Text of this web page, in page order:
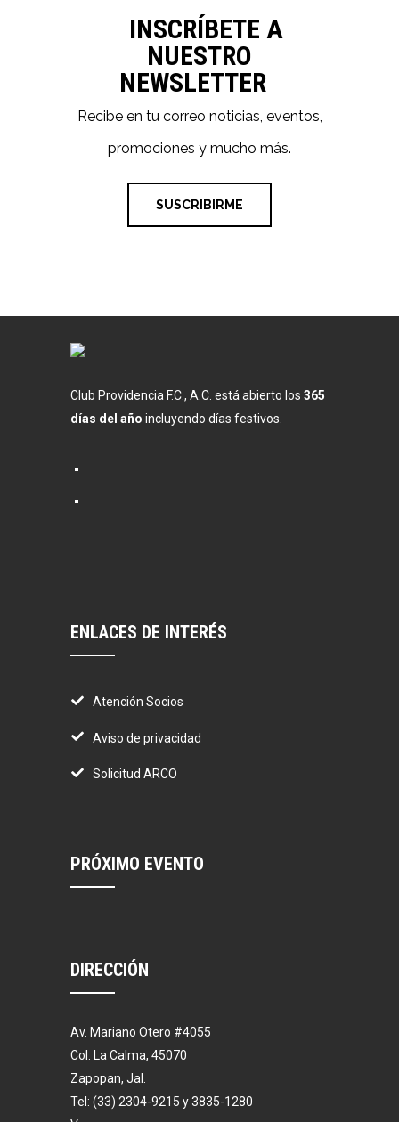
INSCRÍBETE A
NUESTRO
NEWSLETTER
Recibe en tu correo noticias, eventos,
promociones y mucho más.
SUSCRIBIRME
Club Providencia F.C., A.C. está abierto los 365
días del año incluyendo días festivos.
ENLACES DE INTERÉS
Atención Socios
Aviso de privacidad
Solicitud ARCO
PRÓXIMO EVENTO
DIRECCIÓN
Av. Mariano Otero #4055
Col. La Calma, 45070
Zapopan, Jal.
Tel: (33) 2304-9215 y 3835-1280